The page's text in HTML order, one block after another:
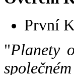
První
"Planety